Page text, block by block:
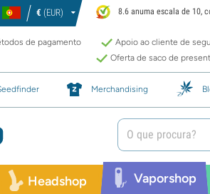
€ (EUR) 8.6 anuma escala de 10,
de pagamento Apoio ao cliente de
Oferta de saco de
Merchandising
Headshop Vaporshop